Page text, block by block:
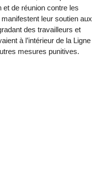
et de réunion contre les
leur soutien aux
des travailleurs et
à l’intérieur de la Ligne
mesures punitives.